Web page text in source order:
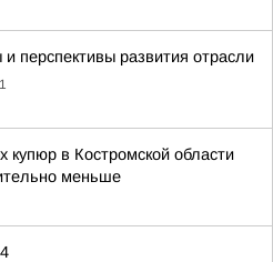
перспективы развития отрасли
купюр в Костромской области
меньше